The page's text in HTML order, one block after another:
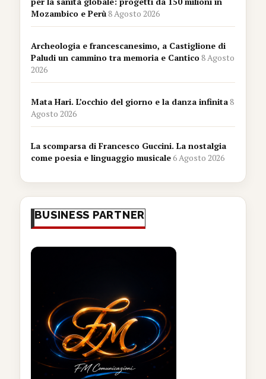
Mozambico e Perù8 Agosto 2026
Archeologia e francescanesimo, a Castiglione di
Paludi un cammino tra memoria e Cantico8 Agosto
2026
Mata Hari. L’occhio del giorno e la danza infinita8
Agosto 2026
La scomparsa di Francesco Guccini. La nostalgia
come poesia e linguaggio musicale6 Agosto 2026
BUSINESS PARTNER